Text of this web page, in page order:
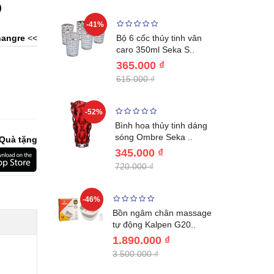
<<
tặng
vùng cổ,
Nhật..
-41%
Bộ 6 cốc thủy tinh vân
caro 350ml Seka S..
365.000 ₫
615.000 ₫
-52%
Bình hoa thủy tinh dáng
sóng Ombre Seka ..
345.000 ₫
720.000 ₫
-46%
Bồn ngâm chân massage
tự động Kalpen G20..
1.890.000 ₫
3.500.000 ₫